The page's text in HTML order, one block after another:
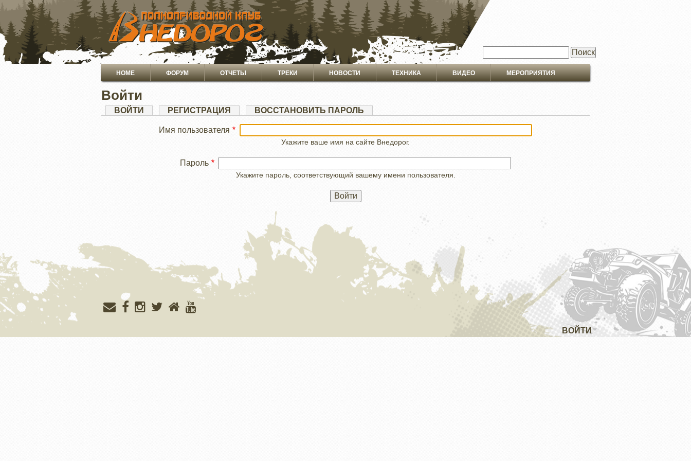
ПЕРЕЙТИ
ОСНОВНОМУ
СОДЕРЖАНИЮ
Основная
навигация
HOME ФОРУМ ОТЧЕТЫ ТРЕКИ НОВОСТИ ТЕХНИКА ВИДЕО МЕРОПРИЯТИЯ
Войти
Главные
ВОЙТИ
(АКТИВНАЯ
РЕГИСТРАЦИЯ ВОССТАНОВИТЬ ПАРОЛЬ
Имя пользователя
Укажите ваше имя на сайте Внедорог.
Пароль
Укажите пароль, соответствующий вашему имени пользователя.
Меню
ВОЙТИ